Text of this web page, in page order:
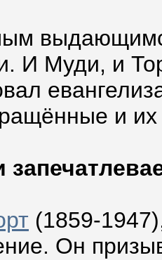
И Муди, и
и их
(1859-
Он